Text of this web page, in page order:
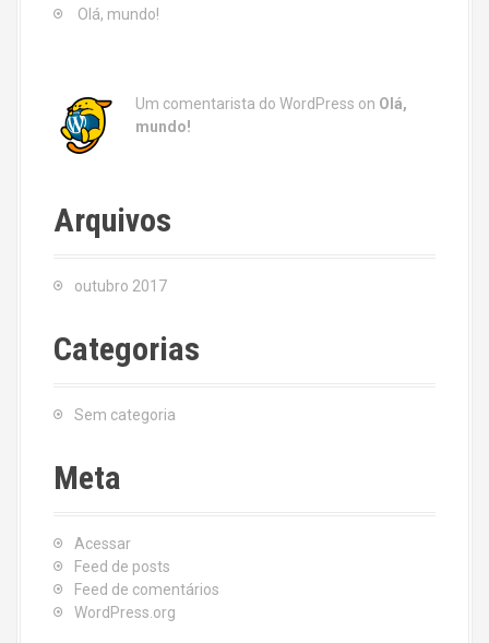
Olá, mundo!
Um comentarista do WordPress on Olá,
mundo!
Arquivos
outubro 2017
Categorias
Sem categoria
Meta
Acessar
Feed de posts
Feed de comentários
WordPress.org